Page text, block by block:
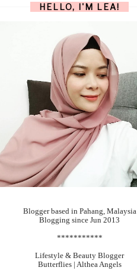
HELLO, I'M LEA!
Blogger based in Pahang, Malaysia
Blogging since Jun 2013
***********
Lifestyle & Beauty Blogger
Butterflies | Althea Angels